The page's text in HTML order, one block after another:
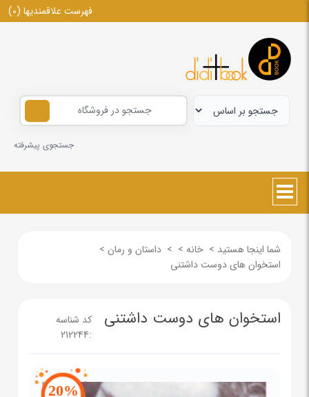
فهرست علاقمندیها (0)
جستجوی پیشرفته
شما اینجا هستید > خانه >
> داستان و رمان >
استخوان های دوست داشتنی
استخوان های دوست داشتنی
کد شناسه
:
212244
20%